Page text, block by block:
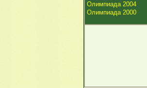
Олимпиада 2004
Олимпиада 2000